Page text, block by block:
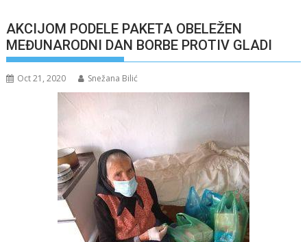
AKCIJOM PODELE PAKETA OBELEŽEN
MEĐUNARODNI DAN BORBE PROTIV GLADI
Oct 21, 2020 Snežana Bilić